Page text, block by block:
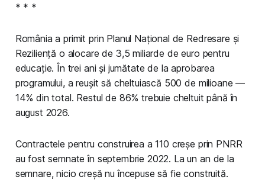
* * *
România a primit prin Planul Național de Redresare și
Reziliență o alocare de 3,5 miliarde de euro pentru
educație. În trei ani și jumătate de la aprobarea
programului, a reușit să cheltuiască 500 de milioane —
14% din total. Restul de 86% trebuie cheltuit până în
august 2026.
Contractele pentru construirea a 110 creșe prin PNRR
au fost semnate în septembrie 2022. La un an de la
semnare, nicio creșă nu începuse să fie construită.